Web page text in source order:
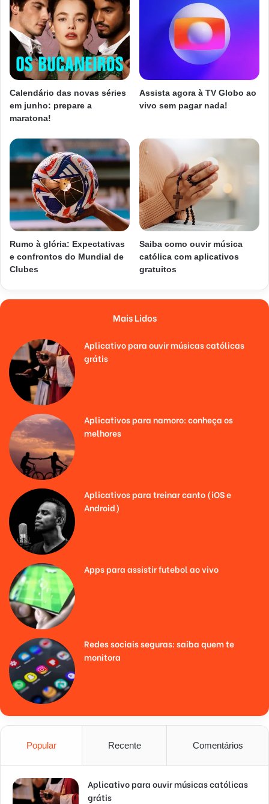
Calendário das novas séries
em junho: prepare a
maratona!
Assista agora à TV Globo ao
vivo sem pagar nada!
Rumo à glória: Expectativas
e confrontos do Mundial de
Clubes
Saiba como ouvir música
católica com aplicativos
gratuitos
Mais Lidos
Aplicativo para ouvir músicas católicas
grátis
Aplicativos para namoro: conheça os
melhores
Aplicativos para treinar canto (iOS e
Android)
Apps para assistir futebol ao vivo
Redes sociais seguras: saiba quem te
monitora
Popular Recente Comentários
Aplicativo para ouvir músicas católicas
grátis